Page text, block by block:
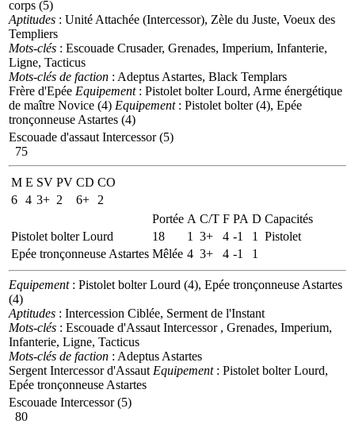
corps (5)
Aptitudes : Unité Attachée (Intercessor), Zèle du Juste, Voeux des
Templiers
Mots-clés : Escouade Crusader, Grenades, Imperium, Infanterie,
Ligne, Tacticus
Mots-clés de faction : Adeptus Astartes, Black Templars
Frère d'Epée Equipement: Pistolet bolter Lourd, Arme énergétique
de maître Novice (4) Equipement: Pistolet bolter (4), Epée
tronçonneuse Astartes (4)
Escouade d'assaut Intercessor (5)
75
M E SV PV CD CO
6 4 3+ 2 6+
2
Portée A C/T F PA D Capacités
Pistolet bolter Lourd
18 1 3+ 4 -1 1
Pistolet
Epée tronçonneuse Astartes Mêlée 4 3+ 4 -1 1
Equipement: Pistolet bolter Lourd (4), Epée tronçonneuse Astartes
(4)
Aptitudes : Intercession Ciblée, Serment de l'Instant
Mots-clés : Escouade d'Assaut Intercessor , Grenades, Imperium,
Infanterie, Ligne, Tacticus
Mots-clés de faction : Adeptus Astartes
Sergent Intercessor d'Assaut Equipement: Pistolet bolter Lourd,
Epée tronçonneuse Astartes
Escouade Intercessor (5)
80